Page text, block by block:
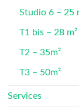
Studio 6 – 25
T1 bis – 28 m²
T2 – 35m²
T3 – 50m²
Services